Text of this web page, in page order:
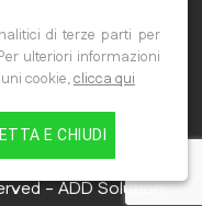
- ADD Solution
di terze parti per
ulteriori informazioni
cookie,clicca qui
E CHIUDI